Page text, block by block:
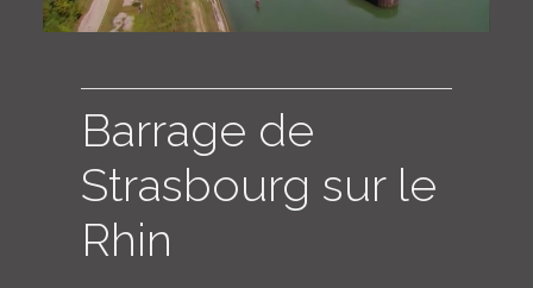
ENGLISH
Barrage de
Strasbourg sur le
Rhin